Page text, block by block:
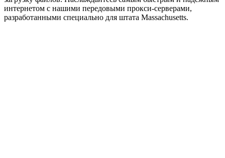
интернетом с нашими передовыми прокси-серверами,
разработанными специально для штата Massachusetts.